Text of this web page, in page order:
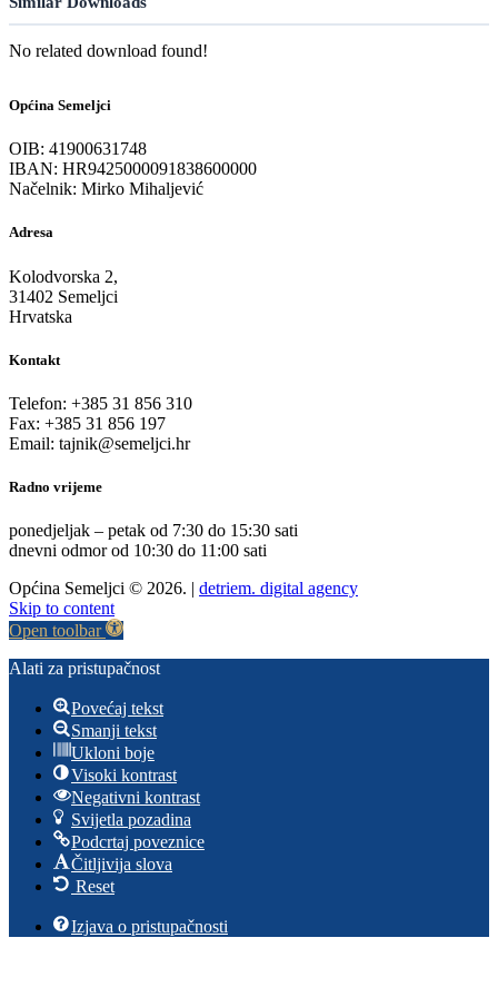
No related download found!
Općina Semeljci
OIB: 41900631748
IBAN: HR9425000091838600000
Načelnik: Mirko Mihaljević
Adresa
Kolodvorska 2,
31402 Semeljci
Hrvatska
Kontakt
Telefon: +385 31 856 310
Fax: +385 31 856 197
Email: tajnik@semeljci.hr
Radno vrijeme
ponedjeljak – petak od 7:30 do 15:30 sati
dnevni odmor od 10:30 do 11:00 sati
Općina Semeljci © 2026. | detriem. digital agency
Skip to content
Open toolbar
Alati za pristupačnost
Povećaj tekst
Smanji tekst
Ukloni boje
Visoki kontrast
Negativni kontrast
Svijetla pozadina
Podcrtaj poveznice
Čitljivija slova
Reset
Izjava o pristupačnosti